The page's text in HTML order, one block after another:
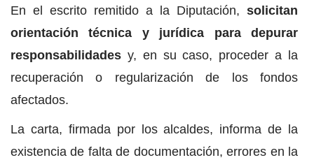
En el escrito remitido a la Diputación, solicitan
orientación técnica y jurídica para depurar
responsabilidades y, en su caso, proceder a la
recuperación o regularización de los fondos
afectados.
La carta, firmada por los alcaldes, informa de la
existencia de falta de documentación, errores en la